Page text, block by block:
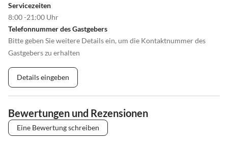
Servicezeiten
8:00 -21:00 Uhr
Telefonnummer des Gastgebers
Bitte geben Sie weitere Details ein, um die Kontaktnummer des
Gastgebers zu erhalten
Details eingeben
Bewertungen und Rezensionen
Eine Bewertung schreiben